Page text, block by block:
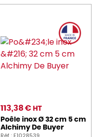
113,38 € HT
Poêle inox Ø 32 cm 5 cm
Alchimy De Buyer